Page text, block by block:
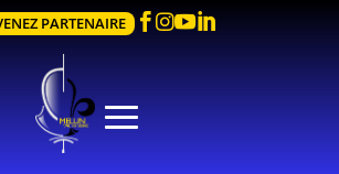
PARTENAIRE  